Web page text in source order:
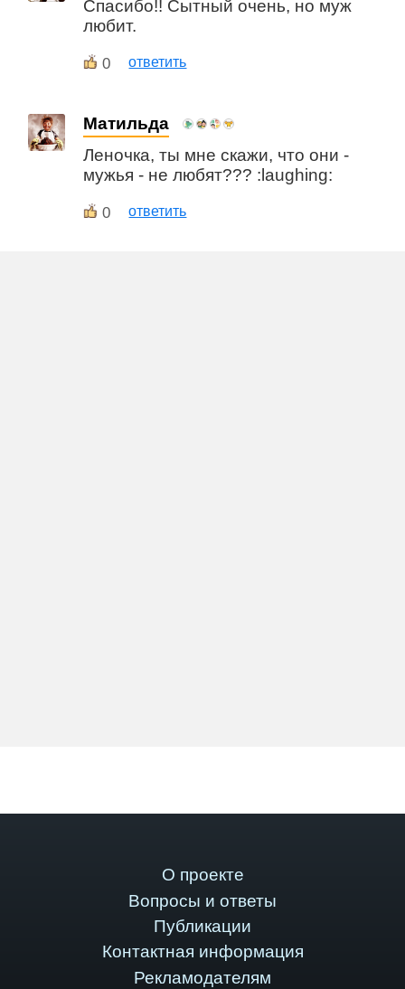
Спасибо!! Сытный очень, но муж
любит.
0 ответить
Матильда
Леночка, ты мне скажи, что они -
мужья - не любят??? :laughing:
0 ответить
О проекте
Вопросы и ответы
Публикации
Контактная информация
Рекламодателям